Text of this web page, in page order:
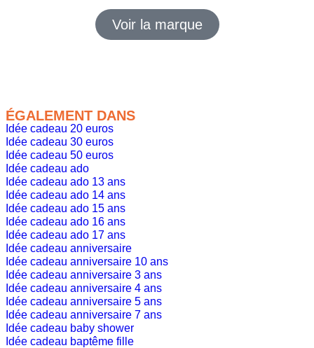
Voir la marque
ÉGALEMENT DANS
Idée cadeau 20 euros
Idée cadeau 30 euros
Idée cadeau 50 euros
Idée cadeau ado
Idée cadeau ado 13 ans
Idée cadeau ado 14 ans
Idée cadeau ado 15 ans
Idée cadeau ado 16 ans
Idée cadeau ado 17 ans
Idée cadeau anniversaire
Idée cadeau anniversaire 10 ans
Idée cadeau anniversaire 3 ans
Idée cadeau anniversaire 4 ans
Idée cadeau anniversaire 5 ans
Idée cadeau anniversaire 7 ans
Idée cadeau baby shower
Idée cadeau baptême fille